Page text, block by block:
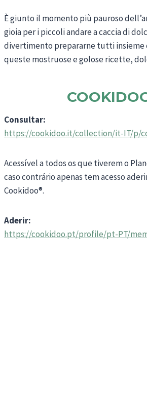
È giunto il momento più pauroso
gioia per i piccoli andare a caccia di
divertimento prepararne tutti insieme
queste mostruose e golose ricette,
Consultar:
https://cookidoo.it/collection/it-IT/p/
Acessível a todos os que tiverem o
caso contrário apenas tem acesso
Cookidoo®.
Aderir:
https://cookidoo.pt/profile/pt-PT/